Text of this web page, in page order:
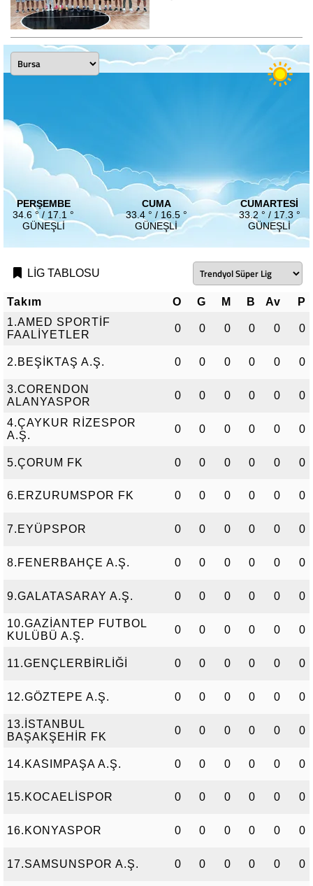
PERŞEMBE
34.6 ° / 17.1 °
GÜNEŞLI
CUMA
33.4 ° / 16.5 °
GÜNEŞLI
CUMARTESI
33.2 ° / 17.3 °
GÜNEŞLI
LİG TABLOSU
Takım O G M B Av
P
1.AMED SPORTİF
FAALİYETLER
0 0 0 0 0 0
2.BEŞİKTAŞ A.Ş. 0 0 0 0 0 0
3.CORENDON
ALANYASPOR
0 0 0 0 0 0
4.ÇAYKUR RİZESPOR
A.Ş.
0 0 0 0 0 0
5.ÇORUM FK 0 0 0 0 0 0
6.ERZURUMSPOR FK 0 0 0 0 0 0
7.EYÜPSPOR 0 0 0 0 0 0
8.FENERBAHÇE A.Ş. 0 0 0 0 0 0
9.GALATASARAY A.Ş. 0 0 0 0 0 0
10.GAZİANTEP FUTBOL
KULÜBÜ A.Ş.
0 0 0 0 0 0
11.GENÇLERBİRLİĞİ 0 0 0 0 0 0
12.GÖZTEPE A.Ş. 0 0 0 0 0 0
13.İSTANBUL
BAŞAKŞEHİR FK
0 0 0 0 0 0
14.KASIMPAŞA A.Ş. 0 0 0 0 0 0
15.KOCAELİSPOR 0 0 0 0 0 0
16.KONYASPOR 0 0 0 0 0 0
17.SAMSUNSPOR A.Ş. 0 0 0 0 0 0